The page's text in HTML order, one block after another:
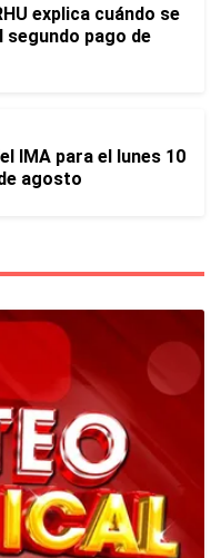
explica cuándo se
segundo pago de
IMA para el lunes 10
agosto